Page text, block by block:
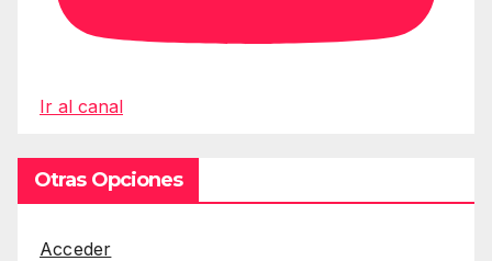
Ir al canal
Otras Opciones
Acceder